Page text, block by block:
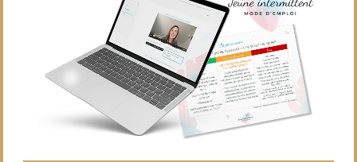
Mon époux s’y est mis, lui aussi et il a perdu six
kilos ! Il avait un peu de poids à perdre,
maintenant il se sent super bien. Pour nous,
c’est devenu une habitude.
Lorsque vous passez cette étape de trente jours
de jeûne intermittent, ça devient une habitude
de vie, c’est une nouvelle habitude qui est mise